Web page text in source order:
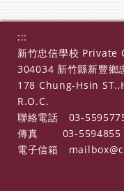
:::
新竹忠信學校
304034 新竹縣新豐鄉
178 Chung-Hsin
R.O.C.
聯絡電話
03-
傳真
03-5594855
電子信箱